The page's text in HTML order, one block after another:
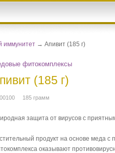
иммунитет → Апивит (185 г)
фитокомплексы
(185 г)
185 грамм
защита от вирусов с
продукт на основе меда
оказывают